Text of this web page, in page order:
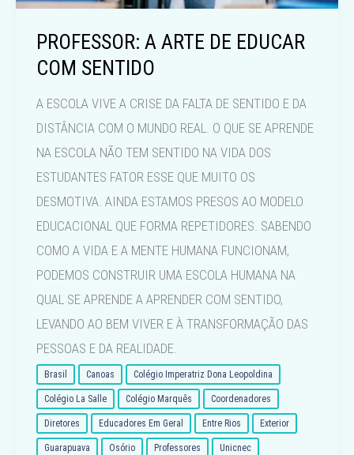
PROFESSOR: A ARTE DE EDUCAR
COM SENTIDO
A ESCOLA VIVE A CRISE DA FALTA DE SENTIDO E DA
DISTÂNCIA COM O MUNDO REAL. O QUE SE APRENDE
NA ESCOLA NÃO TEM SENTIDO NA VIDA DOS
ESTUDANTES FATOR ESSE QUE MUITO OS
DESMOTIVA. AINDA ESTAMOS PRESOS AO MODELO
EDUCACIONAL QUE FORMA REPETIDORES. SABENDO
COMO A VIDA E A MENTE HUMANA FUNCIONAM,
PODEMOS CONSTRUIR UMA ESCOLA HUMANA NA
QUAL SE APRENDE A APRENDER COM SENTIDO,
LEVANDO AO BEM VIVER E À TRANSFORMAÇÃO DAS
PESSOAS E DA REALIDADE.
Brasil Canoas Colégio Imperatriz Dona Leopoldina
Colégio La Salle Colégio Marquês Coordenadores
Diretores Educadores Em Geral Entre Rios Exterior
Guarapuava Osório Professores Unicnec